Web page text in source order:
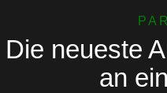
Die neueste
an